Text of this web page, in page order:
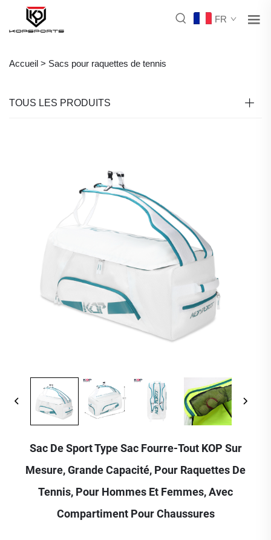
FR
Accueil > Sacs pour raquettes de tennis
TOUS LES PRODUITS
Sac De Sport Type Sac Fourre-Tout KOP Sur
Mesure, Grande Capacité, Pour Raquettes De
Tennis, Pour Hommes Et Femmes, Avec
Compartiment Pour Chaussures